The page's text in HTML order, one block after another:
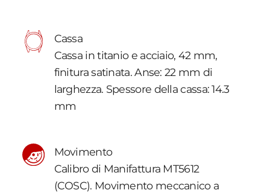
Cassa
Cassa in titanio e acciaio, 42 mm,
finitura satinata. Anse: 22 mm di
larghezza. Spessore della cassa: 14.3
mm
Movimento
Calibro di Manifattura MT5612
(COSC). Movimento meccanico a